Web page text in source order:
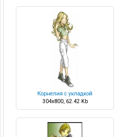
Корнелия с укладкой
304x800, 62.42 Kb